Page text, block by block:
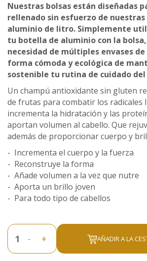
Nuestras bolsas están diseñadas
rellenado sin esfuerzo de
aluminio de litro. Simplemente
tu botella de aluminio con la
necesidad de múltiples envases de
forma cómoda y ecológica de
sostenible tu rutina de cuidado
Un champú antioxidante sin gluten
de frutas para combatir los radicales
incrementa la hidratación y las
aportan volumen al cabello. Que
además de proporcionar cuerpo y
- Incrementa el cuerpo y la fuerza
- Reconstruye la forma
- Añade volumen a la vez que nutre
- Aporta un brillo joven
- Para todo tipo de cabellos
- + AÑADIR A LA